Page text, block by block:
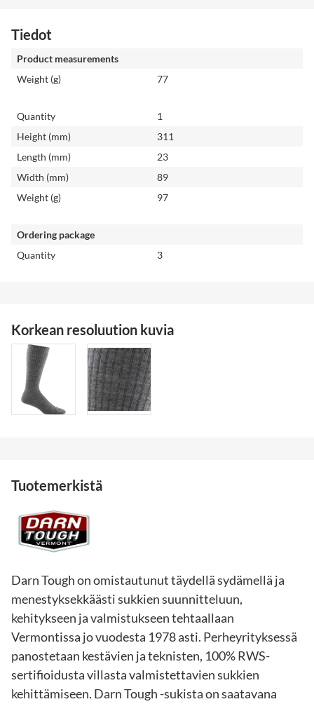
Tiedot
Product measurements
Weight (g)
77
Quantity
1
Height (mm)
311
Length (mm)
23
Width (mm)
89
Weight (g)
97
Ordering package
Quantity
3
Korkean resoluution kuvia
Tuotemerkistä
Darn Tough on omistautunut täydellä sydämellä ja
menestyksekkäästi sukkien suunnitteluun,
kehitykseen ja valmistukseen tehtaallaan
Vermontissa jo vuodesta 1978 asti. Perheyrityksessä
panostetaan kestävien ja teknisten, 100% RWS-
sertifioidusta villasta valmistettavien sukkien
kehittämiseen. Darn Tough -sukista on saatavana